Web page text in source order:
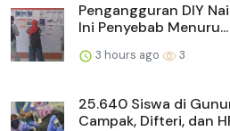
Pengangguran DIY
Ini Penyebab Menuru...
3 hours ago 3
25.640 Siswa di
Campak, Difteri, dan